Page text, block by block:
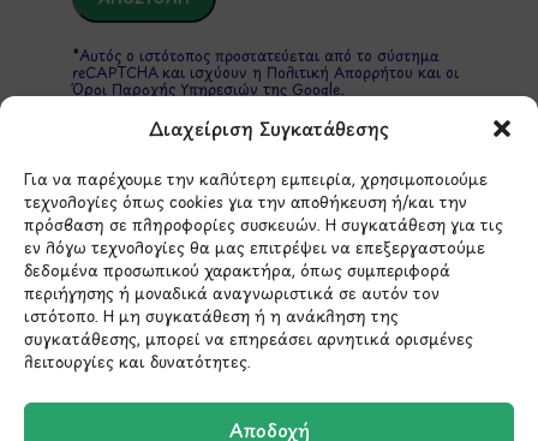
Διαχείριση Συγκατάθεσης
Για να παρέχουμε την καλύτερη εμπειρία, χρησιμοποιούμε
τεχνολογίες όπως cookies για την αποθήκευση ή/και την
πρόσβαση σε πληροφορίες συσκευών. Η συγκατάθεση για τις
εν λόγω τεχνολογίες θα μας επιτρέψει να επεξεργαστούμε
δεδομένα προσωπικού χαρακτήρα, όπως συμπεριφορά
περιήγησης ή μοναδικά αναγνωριστικά σε αυτόν τον
ιστότοπο. Η μη συγκατάθεση ή η ανάκληση της
συγκατάθεσης, μπορεί να επηρεάσει αρνητικά ορισμένες
λειτουργίες και δυνατότητες.
Αποδοχή
*Αυτός ο ιστότοπος προστατεύεται από το σύστημα
reCAPTCHA και ισχύουν η Πολιτική Απορρήτου και οι
Όροι Παροχής Υπηρεσιώντης Google.
ΣΤΟΙΧΕΙΑ ΕΠΙΚΟΙΝΩΝΙΑΣ
Holargos Center (Ισόγειο)
Λ.Περικλέους 56,
Χολαργός 15561